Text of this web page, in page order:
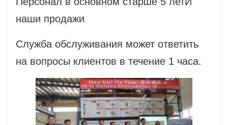
наши продажи
Служба обслуживания может ответить
на вопросы клиентов в течение 1 часа.